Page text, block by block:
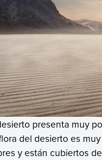
presenta muy
del desierto es
y están cubiertos